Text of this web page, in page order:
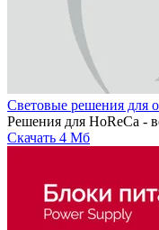
Световые решения для
Решения для HoReCa -
Скачать 4 Мб